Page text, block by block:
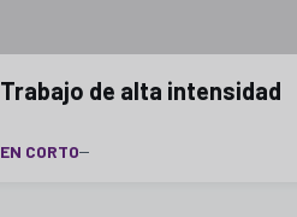
Trabajo de alta intensidad
EN CORTO